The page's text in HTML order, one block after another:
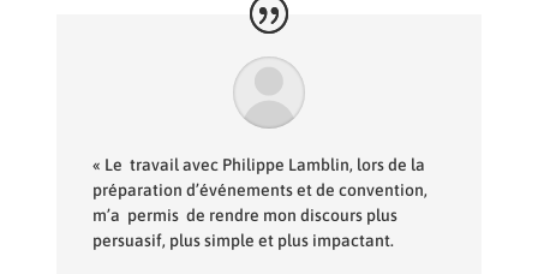
« Le travail avec Philippe Lamblin, lors de la
préparation d’événements et de convention,
m’a permis de rendre mon discours plus
persuasif, plus simple et plus impactant.